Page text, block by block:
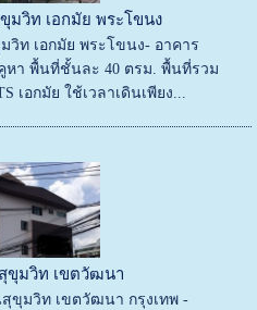
มวิท เอกมัย พระโขนง
ท เอกมัย พระโขนง- อาคาร
า พื้นที่ชั้นละ 40 ตรม. พื้นที่รวม
เอกมัย ใช้เวลาเดินเพียง...
ขุมวิท เขตวัฒนา
ขุมวิท เขตวัฒนา กรุงเทพ -